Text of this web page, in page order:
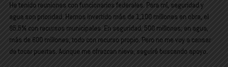
He tenido reuniones con funcionarios federales. Para mí, seguridad y
agua son prioridad. Hemos invertido más de 1,100 millones en obra, el
95.5% con recursos municipales. En seguridad, 500 millones; en agua,
más de 600 millones, todo con recurso propio. Pero no me voy a cansar
de tocar puertas. Aunque me ofrezcan nieve, seguiré buscando apoyo.